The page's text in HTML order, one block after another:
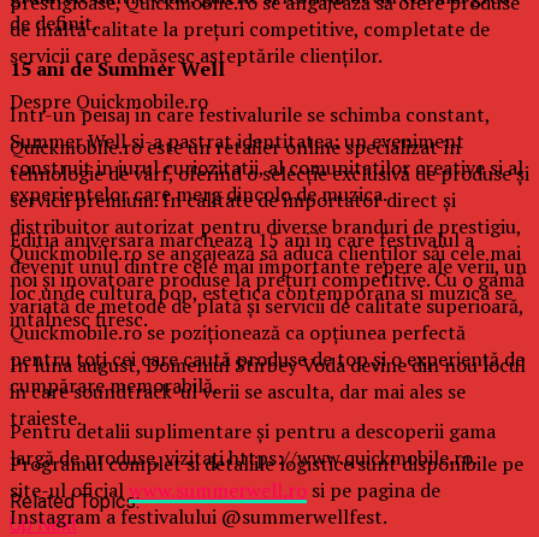
de înaltă calitate la prețuri competitive, completate de
servicii care depășesc așteptările clienților.
Despre Quickmobile.ro
Quickmobile.ro este un retailer online specializat în
tehnologie de vârf, oferind o selecție exclusivă de produse și
servicii premium. În calitate de importator direct și
distribuitor autorizat pentru diverse branduri de prestigiu,
Quickmobile.ro se angajează să aducă clienților săi cele mai
noi și inovatoare produse la prețuri competitive. Cu o gamă
variată de metode de plată și servicii de calitate superioară,
Quickmobile.ro se poziționează ca opțiunea perfectă
pentru toți cei care caută produse de top și o experiență de
cumpărare memorabilă.
Pentru detalii suplimentare și pentru a descoperii gama
largă de produse, vizitați https://www.quickmobile.ro.
Related Topics:
Up Next
de definit.
15 ani de Summer Well
Intr-un peisaj in care festivalurile se schimba constant,
Summer Well si-a pastrat identitatea: un eveniment
construit in jurul curiozitatii, al comunitatilor creative si al
experientelor care merg dincolo de muzica.
Editia aniversara marcheaza 15 ani in care festivalul a
devenit unul dintre cele mai importante repere ale verii, un
loc unde cultura pop, estetica contemporana si muzica se
intalnesc firesc.
In luna august, Domeniul Stirbey Voda devine din nou locul
in care soundtrack-ul verii se asculta, dar mai ales se
traieste.
Programul complet si detaliile logistice sunt disponibile pe
site-ul oficialwww.summerwell.ro si pe pagina de
Instagram a festivalului @summerwellfest.